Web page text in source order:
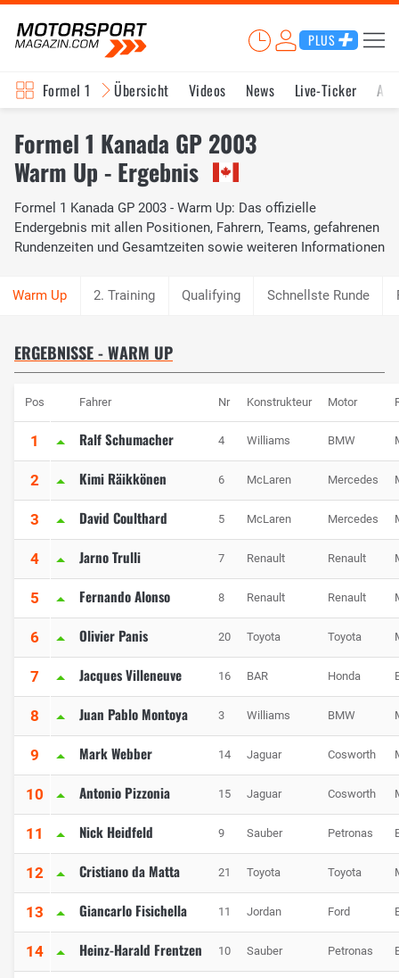
PLUS
Formel 1 Übersicht Videos News Live-Ticker
Formel 1 Kanada GP 2003
Warm Up - Ergebnis
Formel 1 Kanada GP 2003 - Warm Up: Das offizielle
Endergebnis mit allen Positionen, Fahrern, Teams, gefahrenen
Rundenzeiten und Gesamtzeiten sowie weiteren Informationen
2. Training Qualifying Schnellste Runde
ERGEBNISSE - WARM UP
Pos Fahrer Nr Konstrukteur Motor
1 Ralf Schumacher 4 Williams BMW
2 Kimi Räikkönen 6 McLaren Mercedes
3 David Coulthard 5 McLaren Mercedes
4 Jarno Trulli 7 Renault Renault
5 Fernando Alonso 8 Renault Renault
6 Olivier Panis 20 Toyota Toyota
7 Jacques Villeneuve 16 BAR Honda
8 Juan Pablo Montoya 3 Williams BMW
9 Mark Webber 14 Jaguar Cosworth
10 Antonio Pizzonia 15 Jaguar Cosworth
11 Nick Heidfeld 9 Sauber Petronas
12 Cristiano da Matta 21 Toyota Toyota
13 Giancarlo Fisichella 11 Jordan Ford
14 Heinz-Harald Frentzen 10 Sauber Petronas